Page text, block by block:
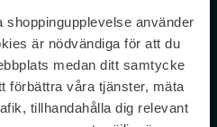
shoppingupplevelse använder
är nödvändiga för att du
medan ditt samtycke
förbättra våra tjänster, mäta
tillhandahålla dig relevant